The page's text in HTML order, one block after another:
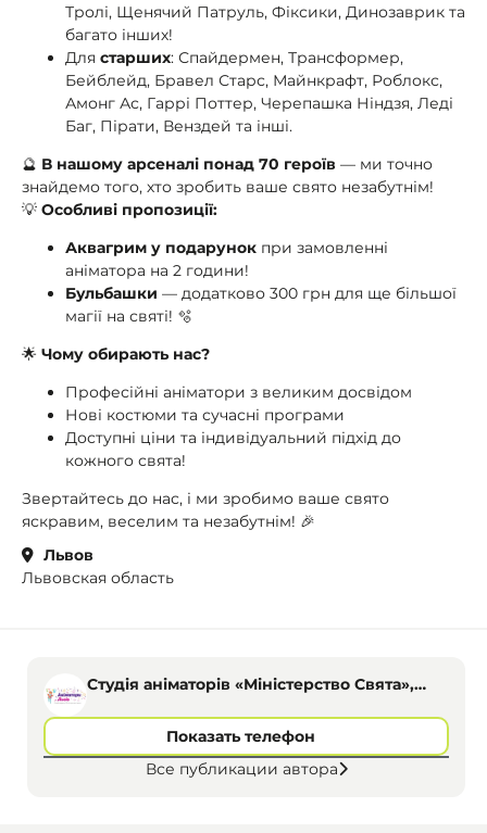
Тролі, Щенячий Патруль, Фіксики, Динозаврик та
багато інших!
Для старших: Спайдермен, Трансформер,
Бейблейд, Бравел Старс, Майнкрафт, Роблокс,
Амонг Ас, Гаррі Поттер, Черепашка Ніндзя, Леді
Баг, Пірати, Венздей та інші.
🔮 В нашому арсеналі понад 70 героїв — ми точно
знайдемо того, хто зробить ваше свято незабутнім!
💡 Особливі пропозиції:
Аквагрим у подарунок при замовленні
аніматора на 2 години!
Бульбашки — додатково 300 грн для ще більшої
магії на святі! 🫧
🌟 Чому обирають нас?
Професійні аніматори з великим досвідом
Нові костюми та сучасні програми
Доступні ціни та індивідуальний підхід до
кожного свята!
Звертайтесь до нас, і ми зробимо ваше свято
яскравим, веселим та незабутнім! 🎉
Львов
Львовская область
Студія аніматорів «Міністерство Свята»,
Показать телефон
Все публикации автора